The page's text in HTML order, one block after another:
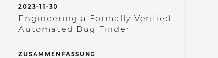
2023-11-30
Engineering a Formally Verified
Automated Bug Finder
ZUSAMMENFASSUNG